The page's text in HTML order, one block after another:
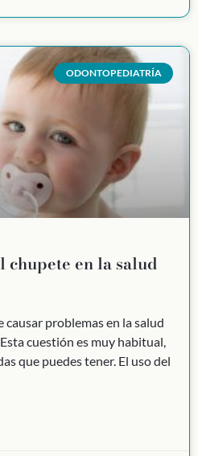
ODONTOPEDIATRÍA
chupete en la salud
causar problemas en la salud
cuestión es muy habitual,
que puedes tener. El uso del